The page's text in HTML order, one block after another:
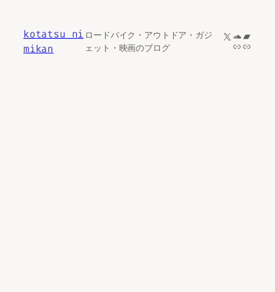
kotatsu ni
mikan
ロードバイク・アウトドア・ガジ
ェット・映画のブログ
X
リンクリンク